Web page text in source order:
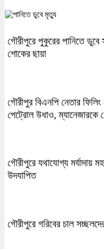
গৌরীপুরে পুকুরের পানিতে
শোকের ছায়া
গৌরীপুর বিএনপি নেতার
পেট্রোল উধাও, ম্যানেজারকে
গৌরীপুরে যথাযোগ্য মর্যাদায়
উদযাপিত
গৌরীপুরে গরিবের চাল